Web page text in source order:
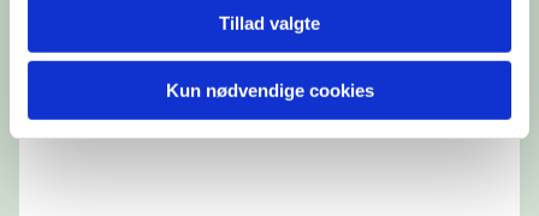
Tillad valgte
Kun nødvendige cookies